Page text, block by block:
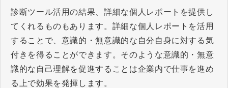
診断ツール活用の結果、詳細な個人レポートを提供し
てくれるものもあります。詳細な個人レポートを活用
することで、意識的・無意識的な自分自身に対する気
付きを得ることができます。そのような意識的・無意
識的な自己理解を促進することは企業内で仕事を進め
る上で効果を発揮します。